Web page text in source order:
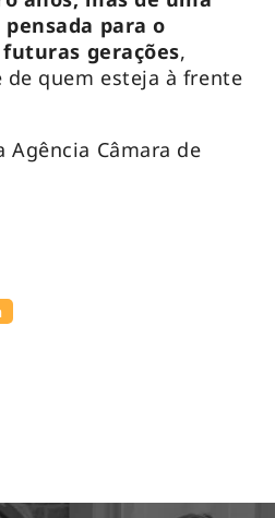
para o
gerações,
quem esteja à frente
Agência Câmara de